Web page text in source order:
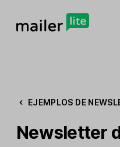
EJEMPLOS DE
Newsletter